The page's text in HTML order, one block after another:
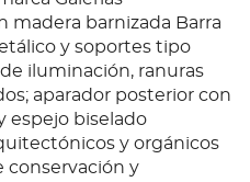
madera barnizada Barra
y soportes tipo
iluminación, ranuras
aparador posterior con
espejo biselado
y orgánicos
conservación y